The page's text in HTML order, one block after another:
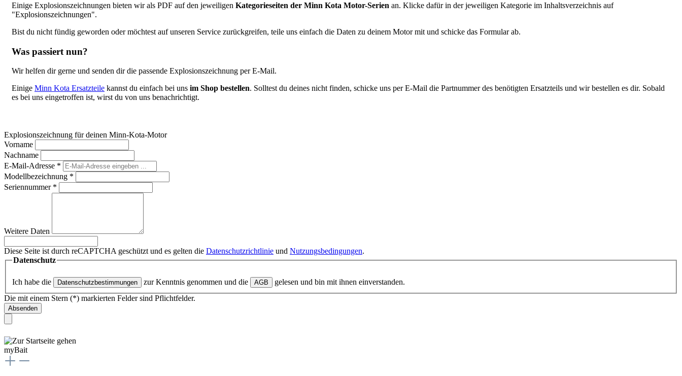
Einige Explosionszeichnungen bieten wir als PDF auf den jeweiligen Kategorieseiten der Minn Kota Motor-Serien an. Klicke dafür in der jeweiligen Kategorie im Inhaltsverzeichnis auf
"Explosionszeichnungen".
Bist du nicht fündig geworden oder möchtest auf unseren Service zurückgreifen, teile uns einfach die Daten zu deinem Motor mit und schicke das Formular ab.
Was passiert nun?
Wir helfen dir gerne und senden dir die passende Explosionszeichnung per E-Mail.
Einige Minn Kota Ersatzteile kannst du einfach bei uns im Shop bestellen. Solltest du deines nicht finden, schicke uns per E-Mail die Partnummer des benötigten Ersatzteils und wir bestellen es dir. Sobald
es bei uns eingetroffen ist, wirst du von uns benachrichtigt.
Explosionszeichnung für deinen Minn-Kota-Motor
Vorname
Nachname
E-Mail-Adresse *
Modellbezeichnung *
Seriennummer *
Weitere Daten
Diese Seite ist durch reCAPTCHA geschützt und es gelten die Datenschutzrichtlinie und Nutzungsbedingungen.
Datenschutz
Ich habe die Datenschutzbestimmungen zur Kenntnis genommen und die AGB
gelesen und bin mit ihnen einverstanden.
Die mit einem Stern (*) markierten Felder sind Pflichtfelder.
Absenden
myBait